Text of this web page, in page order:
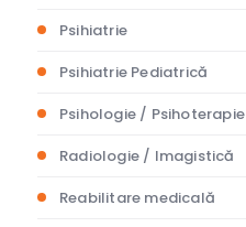
Psihiatrie
Psihiatrie Pediatrică
Psihologie / Psihoterapie
Radiologie / Imagistică
Reabilitare medicală